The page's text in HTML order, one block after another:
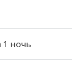
1 ночь